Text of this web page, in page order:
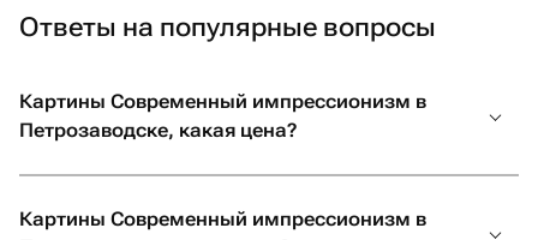
Ответы на популярные вопросы
Картины Современный импрессионизм в
Петрозаводске, какая цена?
Картины Современный импрессионизм в